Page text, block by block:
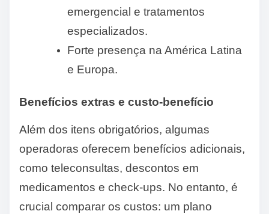
emergencial e tratamentos
especializados.
Forte presença na América Latina
e Europa.
Benefícios extras e custo-benefício
Além dos itens obrigatórios, algumas
operadoras oferecem benefícios adicionais,
como teleconsultas, descontos em
medicamentos e check-ups. No entanto, é
crucial comparar os custos: um plano